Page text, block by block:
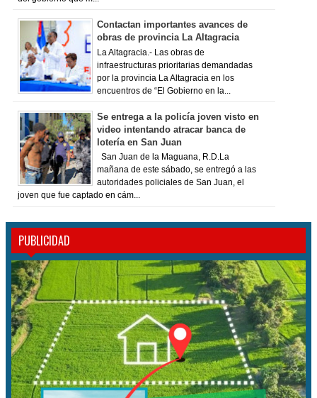
Contactan importantes avances de
obras de provincia La Altagracia
La Altagracia.- Las obras de
infraestructuras prioritarias demandadas
por la provincia La Altagracia en los
encuentros de “El Gobierno en la...
Se entrega a la policía joven visto en
video intentando atracar banca de
lotería en San Juan
San Juan de la Maguana, R.D.La
mañana de este sábado, se entregó a las
autoridades policiales de San Juan, el
joven que fue captado en cám...
PUBLICIDAD